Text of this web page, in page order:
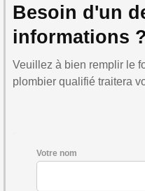
Besoin d'un
informations ?
Veuillez à bien remplir le
plombier qualifié traitera
Votre nom